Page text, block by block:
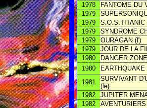
1978
FANTOME DU
1979
1979
S.O.S.TITANIC
1979
SYNDROME
1979
OURAGAN (l')
1979
JOUR DE LA
1980
DANGER ZONE
1980
EARTHQUAKE
1981
SURVIVANT
(le)
1982
JUPITER
1982